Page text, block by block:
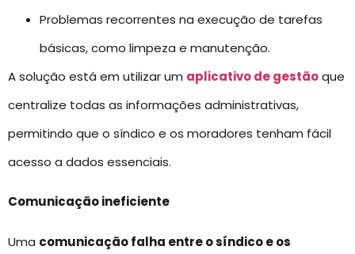
Problemas recorrentes na execução de tarefas
básicas, como limpeza e manutenção.
A solução está em utilizar um aplicativo de gestãoque
centralize todas as informações administrativas,
permitindo que o síndico e os moradores tenham fácil
acesso a dados essenciais.
Comunicação ineficiente
Uma comunicação falha entre o síndico e os